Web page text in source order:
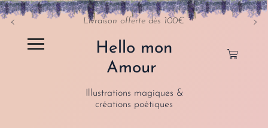
Livraison offerte dès 100€
Hello mon
Amour
Illustrations magiques &
créations poétiques